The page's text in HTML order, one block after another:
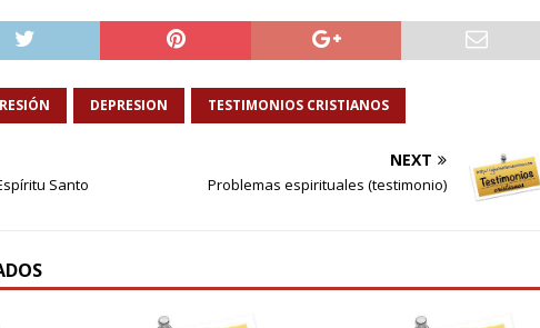
DEPRESION TESTIMONIOS CRISTIANOS
Santo
NEXT
Problemas espirituales (testimonio)